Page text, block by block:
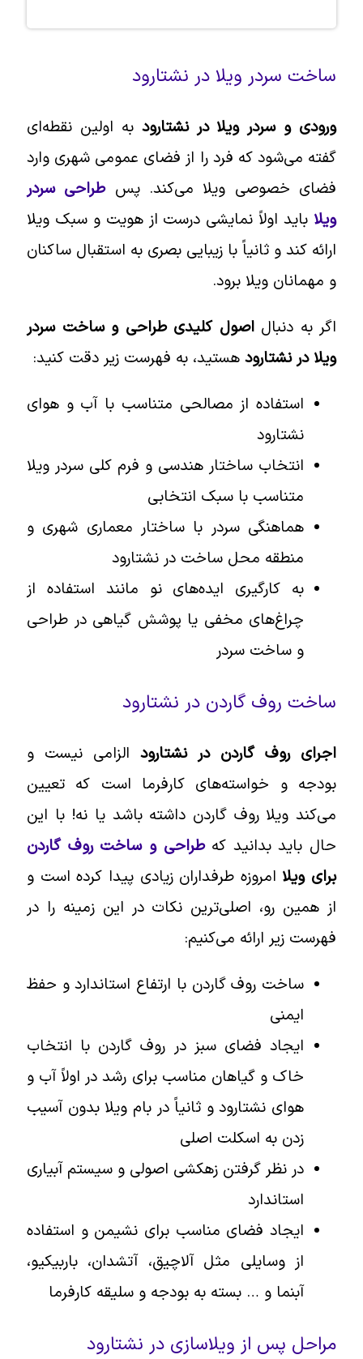
ساخت سردر ویلا در نشتارود
ورودی و سردر ویلا در نشتارودبه اولین نقطه‌ای
گفته می‌شود که فرد را از فضای عمومی شهری وارد
فضای خصوصی ویلا می‌کند. پسطراحی سردر
باید اولاً نمایشی درست از هویت و سبک ویلا
ارائه کند و ثانیاً با زیبایی بصری به استقبال ساکنان
و مهمانان ویلا برود.
اگر به دنبالاصول کلیدی طراحی و ساخت سردر
ویلا در نشتارودهستید، به فهرست زیر دقت کنید:
استفاده از مصالحی متناسب با آب و هوای
نشتارود
انتخاب ساختار هندسی و فرم کلی سردر ویلا
متناسب با سبک انتخابی
هماهنگی سردر با ساختار معماری شهری و
منطقه محل ساخت در نشتارود
به کارگیری ایده‌های نو مانند استفاده از
چراغ‌های مخفی یا پوشش گیاهی در طراحی
و ساخت سردر
ساخت روف گاردن در نشتارود
اجرای روف گاردن در نشتارودالزامی نیست و
بودجه و خواسته‌های کارفرما است که تعیین
می‌کند ویلا روف گاردن داشته باشد یا نه! با این
حال باید بدانید که طراحی و ساخت روف گاردن
برای ویلا امروزه طرفداران زیادی پیدا کرده است و
از همین رو، اصلی‌ترین نکات در این زمینه را در
فهرست زیر ارائه می‌کنیم:
ساخت روف گاردن با ارتفاع استاندارد و حفظ
ایمنی
ایجاد فضای سبز در روف گاردن با انتخاب
خاک و گیاهان مناسب برای رشد در اولاً آب و
هوای نشتارود و ثانیاً در بام ویلا بدون آسیب
زدن به اسکلت اصلی
در نظر گرفتن زهکشی اصولی و سیستم آبیاری
استاندارد
ایجاد فضای مناسب برای نشیمن و استفاده
از وسایلی مثل آلاچیق، آتشدان، باربیکیو،
آبنما و … بسته به بودجه و سلیقه کارفرما
مراحل پس از ویلاسازی در نشتارود